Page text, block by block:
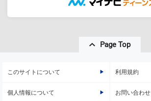
Page Top
このサイトについて 利用規約
個人情報について お問い合わせ